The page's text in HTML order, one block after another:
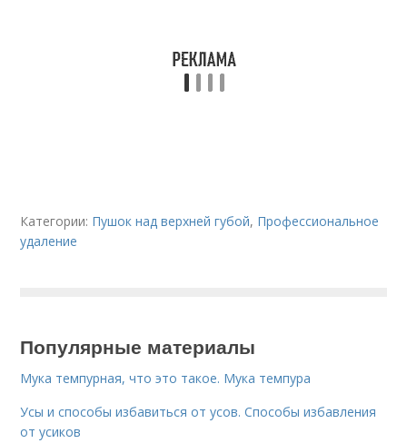
Категории: Пушок над верхней губой, Профессиональное
удаление
Популярные материалы
Мука темпурная, что это такое. Мука темпура
Усы и способы избавиться от усов. Способы избавления
от усиков